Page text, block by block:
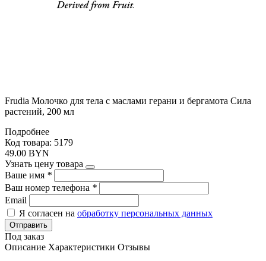
Frudia Молочко для тела с маслами герани и бергамота Сила
растений, 200 мл
Подробнее
Код товара: 5179
49.00 BYN
Узнать цену товара
Ваше имя *
Ваш номер телефона *
Email
Я согласен на обработку персональных данных
Отправить
Под заказ
Описание Характеристики Отзывы